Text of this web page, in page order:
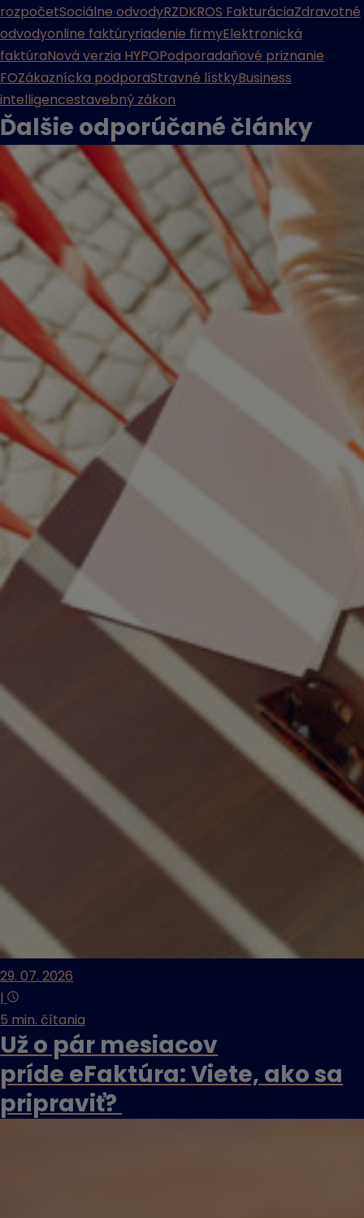
rozpočetSociálne odvodyRZDKROS FakturáciaZdravotné
odvodyonline faktúryriadenie firmyElektronická
faktúraNová verzia HYPOPodporadaňové priznanie
FOZákaznícka podporaStravné lístkyBusiness
intelligencestavebný zákon
Ďalšie odporúčané články
29. 07. 2026
|
5 min. čítania
Už o pár mesiacov
príde eFaktúra: Viete, ako sa
pripraviť?